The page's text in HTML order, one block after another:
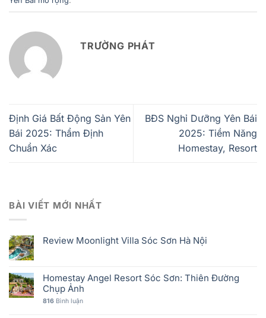
TRƯỜNG PHÁT
Định Giá Bất Động Sản Yên
Bái 2025: Thẩm Định
Chuẩn Xác
BĐS Nghỉ Dưỡng Yên Bái
2025: Tiềm Năng
Homestay, Resort
BÀI VIẾT MỚI NHẤT
Review Moonlight Villa Sóc Sơn Hà Nội
Homestay Angel Resort Sóc Sơn: Thiên Đường
Chụp Ảnh
816 Bình luận